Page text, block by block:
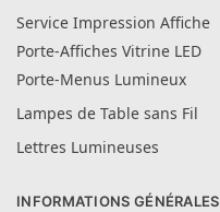
Service Impression Affiche
Porte-Affiches Vitrine LED
Porte-Menus Lumineux
Lampes de Table sans Fil
Lettres Lumineuses
INFORMATIONS GÉNÉRALES